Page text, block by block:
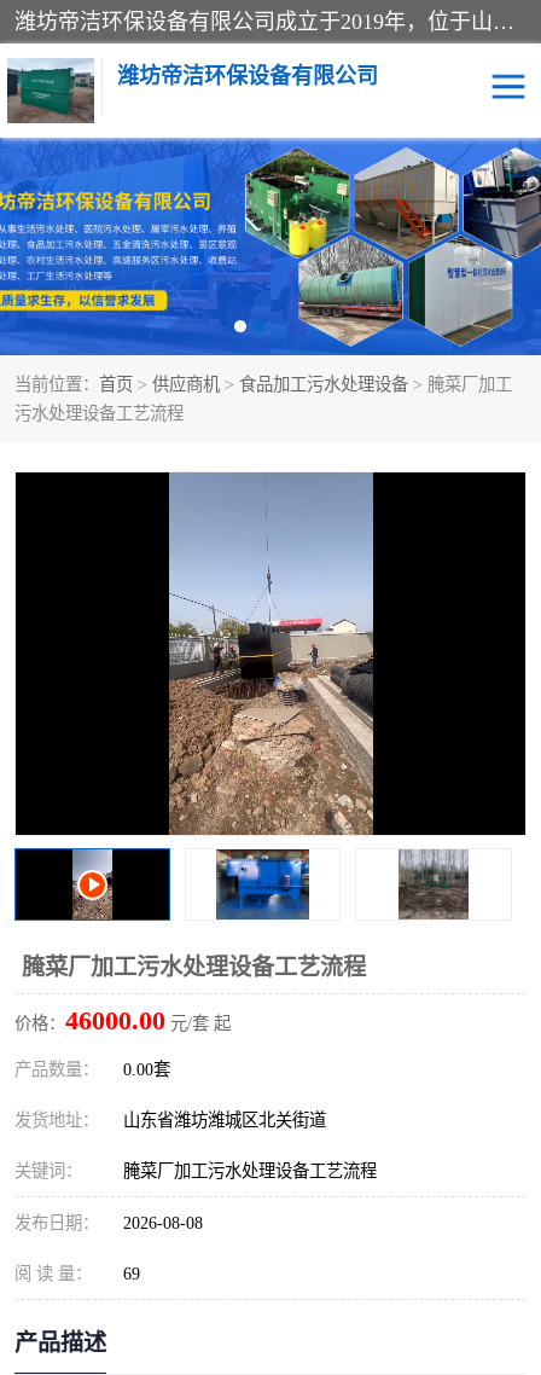
潍坊帝洁环保设备有限公司成立于2019年，位于山东省潍坊市潍城经济开发区；公司专注于环境保护专用设备及配件的研发、生产、安装与销售，同时涉及医用消毒设备、机电设备和仪器仪表的销售。此外，公司提供环保工程施工、环保技术研发与转让、技术服务以及环境工程专项设计服务，致力于为客户提供全面的环保解决方案，助力绿色可持续发展。
潍坊帝洁环保设备有限公司
当前位置： 首页 > 供应商机 > 食品加工污水处理设备 > 腌菜厂加工
污水处理设备工艺流程
腌菜厂加工污水处理设备工艺流程
价格： 46000.00 元/套 起
产品数量： 0.00套
发货地址： 山东省潍坊潍城区北关街道
关键词： 腌菜厂加工污水处理设备工艺流程
发布日期： 2026-08-08
阅 读 量： 69
产品描述
一体化提升泵站 屠宰肉食品加工污水处理
设备
一体化生活污水处理设备 学校污水处理设备
医院污水处理设备 喷涂废水油墨废水
玻璃钢一体化污水处理设 水性涂料加工污水处理设
平流式溶气气浮机 风景区旅游景点污水处理
设备
高速服务区收费站污水处 微动力生化污水处理设备
海鲜加工污水处理设备 蒸发器设备价格
客运站污水处理设备 航站楼厕所污水处理设备
UASB厌氧塔 加油站油田景点旅游区污
水处理设备
风电场变电站污水处理设
备
叠螺污泥脱水机
疾控中心一体化设备处理 一体化净北槽污水处理设
餐具消毒污水处理设备
塑料编织袋一体化污水处
理设备
养老院污水处理一体化设
整形医院污水处理设备
酿酒厂一体化污水处理设
备
生活一体化污水处理设备